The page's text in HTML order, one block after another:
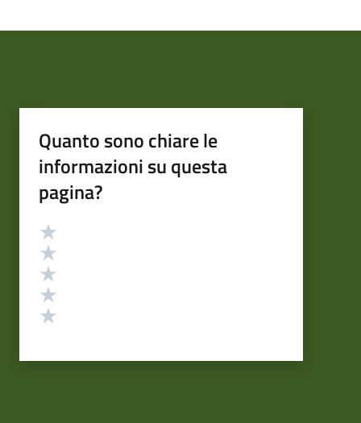
Quanto sono chiare le
informazioni su questa
pagina?
Valutazione